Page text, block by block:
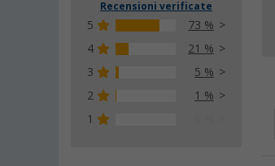
Recensioni verificate
5
73 %
4
21 %
3
5 %
2
1 %
1